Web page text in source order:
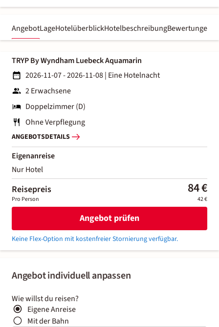
AngebotLageHotelüberblickHotelbeschreibungBewertungen
Angebot individuell anpassen
Wie willst du reisen?
Eigene Anreise
Mit der Bahn
TRYP By Wyndham Luebeck Aquamarin
2026-11-07 - 2026-11-08| Eine Hotelnacht
2 Erwachsene
Doppelzimmer (D)
Ohne Verpflegung
ANGEBOTSDETAILS
Eigenanreise
Nur Hotel
Reisepreis 84 €
Pro Person 42 €
Angebot prüfen
Keine Flex-Option mit kostenfreier Stornierung verfügbar.